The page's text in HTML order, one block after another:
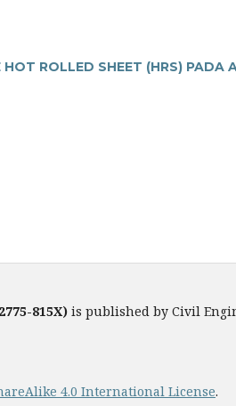
ROLLED SHEET (HRS) PADA
815X) is published by Civil
4.0 International License.